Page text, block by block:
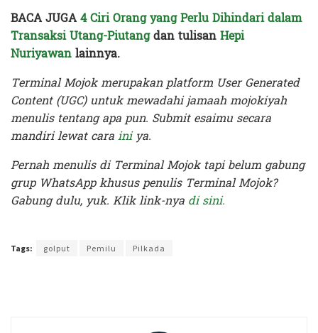
BACA JUGA4 Ciri Orang yang Perlu Dihindari dalam
Transaksi Utang-Piutangdan tulisanHepi
Nuriyawanlainnya.
Terminal Mojok merupakan platform User Generated
Content (UGC) untuk mewadahi jamaah mojokiyah
menulis tentang apa pun. Submit esaimu secara
mandiri lewat carainiya.
Pernah menulis di Terminal Mojok tapi belum gabung
grup WhatsApp khusus penulis Terminal Mojok?
Gabung dulu, yuk. Klik link-nya di sini.
Tags: golput Pemilu Pilkada